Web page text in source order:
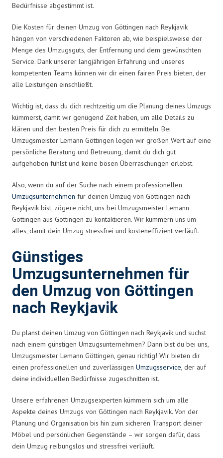
Bedürfnisse abgestimmt ist.
Die Kosten für deinen Umzug von Göttingen nach Reykjavik
hängen von verschiedenen Faktoren ab, wie beispielsweise der
Menge des Umzugsguts, der Entfernung und dem gewünschten
Service. Dank unserer langjährigen Erfahrung und unseres
kompetenten Teams können wir dir einen fairen Preis bieten, der
alle Leistungen einschließt.
Wichtig ist, dass du dich rechtzeitig um die Planung deines Umzugs
kümmerst, damit wir genügend Zeit haben, um alle Details zu
klären und den besten Preis für dich zu ermitteln. Bei
Umzugsmeister Lemann Göttingen legen wir großen Wert auf eine
persönliche Beratung und Betreuung, damit du dich gut
aufgehoben fühlst und keine bösen Überraschungen erlebst.
Also, wenn du auf der Suche nach einem professionellen
Umzugsunternehmen für deinen Umzug von Göttingen nach
Reykjavik bist, zögere nicht, uns bei Umzugsmeister Lemann
Göttingen aus Göttingen zu kontaktieren. Wir kümmern uns um
alles, damit dein Umzug stressfrei und kosteneffizient verläuft.
Günstiges
Umzugsunternehmen für
den Umzug von Göttingen
nach Reykjavik
Du planst deinen Umzug von Göttingen nach Reykjavik und suchst
nach einem günstigen Umzugsunternehmen? Dann bist du bei uns,
Umzugsmeister Lemann Göttingen, genau richtig! Wir bieten dir
einen professionellen und zuverlässigen Umzugsservice, der auf
deine individuellen Bedürfnisse zugeschnitten ist.
Unsere erfahrenen Umzugsexperten kümmern sich um alle
Aspekte deines Umzugs von Göttingen nach Reykjavik. Von der
Planung und Organisation bis hin zum sicheren Transport deiner
Möbel und persönlichen Gegenstände – wir sorgen dafür, dass
dein Umzug reibungslos und stressfrei verläuft.